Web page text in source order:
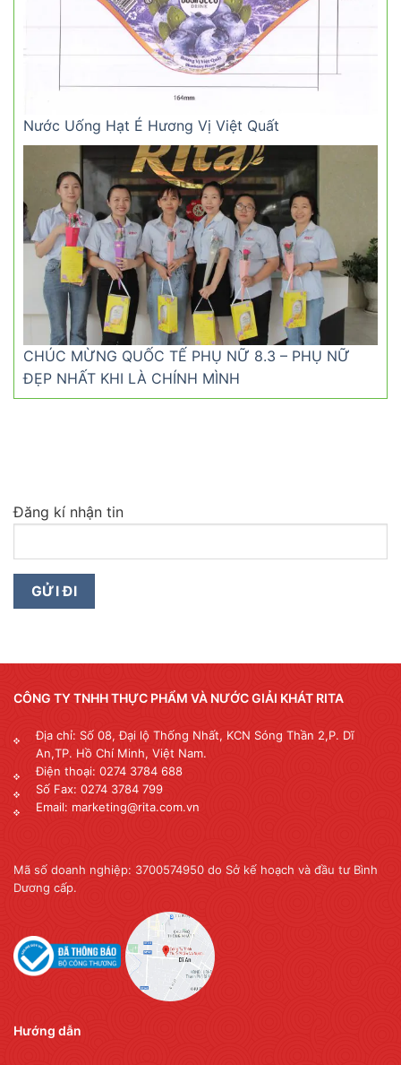
Nước Uống Hạt É Hương Vị Việt Quất
CHÚC MỪNG QUỐC TẾ PHỤ NỮ 8.3 – PHỤ NỮ
ĐẸP NHẤT KHI LÀ CHÍNH MÌNH
Đăng kí nhận tin
CÔNG TY TNHH THỰC PHẨM VÀ NƯỚC GIẢI KHÁT RITA
Địa chỉ: Số 08, Đại lộ Thống Nhất, KCN Sóng Thần 2,P. Dĩ
An,TP. Hồ Chí Minh, Việt Nam.
Điện thoại: 0274 3784 688
Số Fax: 0274 3784 799
Email: marketing@rita.com.vn
Mã số doanh nghiệp: 3700574950 do Sở kế hoạch và đầu tư Bình
Dương cấp.
Hướng dẫn